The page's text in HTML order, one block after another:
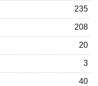
235
208
20
3
40